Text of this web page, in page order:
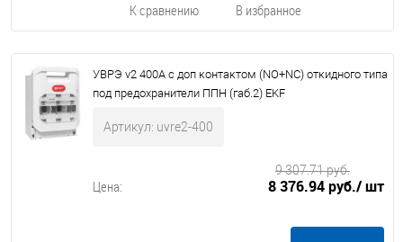
К сравнению В избранное
УВРЭ v2 400А с доп контактом (NO+NC) откидного типа
под предохранители ППН (габ.2) EKF
Артикул: uvre2-400
Цена: 8 376.94 руб./ шт
9 307.71 руб.